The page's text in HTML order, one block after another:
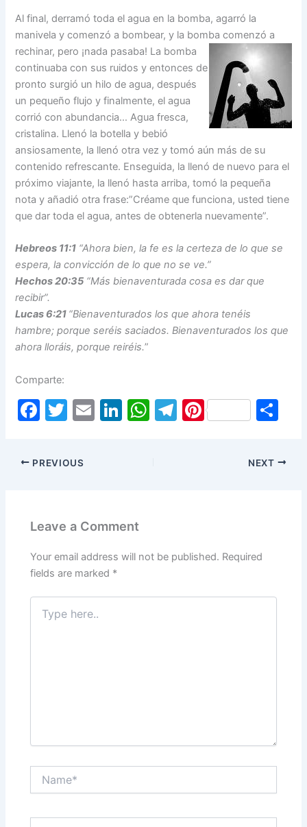
Al final, derramó toda el agua en la bomba, agarró la
manivela y comenzó a bombear, y la bomba comenzó a
rechinar, pero ¡nada pasaba! La bomba
continuaba con sus ruidos y entonces de
pronto surgió un hilo de agua, después
un pequeño flujo y finalmente, el agua
corrió con abundancia… Agua fresca,
cristalina. Llenó la botella y bebió
ansiosamente, la llenó otra vez y tomó aún más de su
contenido refrescante. Enseguida, la llenó de nuevo para el
próximo viajante, la llenó hasta arriba, tomó la pequeña
nota y añadió otra frase:”Créame que funciona, usted tiene
que dar toda el agua, antes de obtenerla nuevamente”.
Hebreos 11:1 “Ahora bien, la fe es la certeza de lo que se
espera, la convicción de lo que no se ve.”
Hechos 20:35 “Más bienaventurada cosa es dar que
recibir”.
Lucas 6:21 “Bienaventurados los que ahora tenéis
hambre; porque seréis saciados. Bienaventurados los que
ahora lloráis, porque reiréis.”
Comparte:
F
c
e
o
k
T
itt
er
E
Li
n
W T Pi
ar
PREVIOUS NEXT
Leave a Comment
Your email address will not be published. Required
fields are marked *
Type
here..